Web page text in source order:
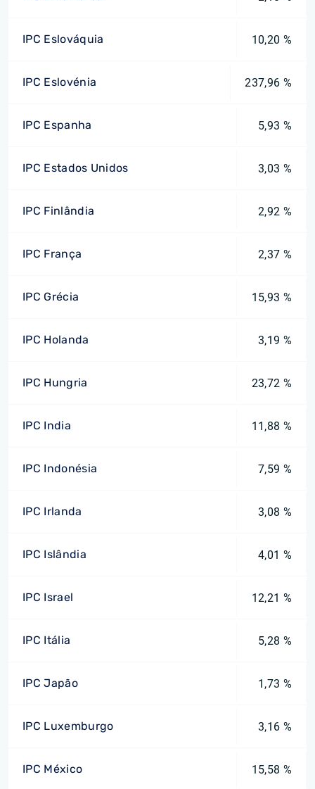
IPC Eslováquia 10,20 %
IPC Eslovénia 237,96 %
IPC Espanha 5,93 %
IPC Estados Unidos 3,03 %
IPC Finlândia 2,92 %
IPC França 2,37 %
IPC Grécia 15,93 %
IPC Holanda 3,19 %
IPC Hungria 23,72 %
IPC India 11,88 %
IPC Indonésia 7,59 %
IPC Irlanda 3,08 %
IPC Islândia 4,01 %
IPC Israel 12,21 %
IPC Itália 5,28 %
IPC Japão 1,73 %
IPC Luxemburgo 3,16 %
IPC México 15,58 %